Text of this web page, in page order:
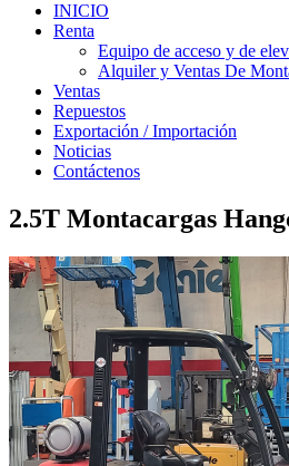
INICIO
Renta
Equipo de acceso y de
Alquiler y Ventas De
Ventas
Repuestos
Exportación / Importación
Noticias
Contáctenos
2.5T Montacargas